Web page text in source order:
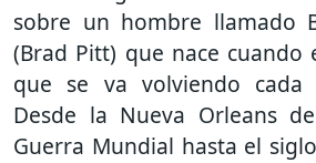
sobre un hombre llamado
(Brad Pitt) que nace cuando
que se va volviendo cada
Desde la Nueva Orleans
Guerra Mundial hasta el